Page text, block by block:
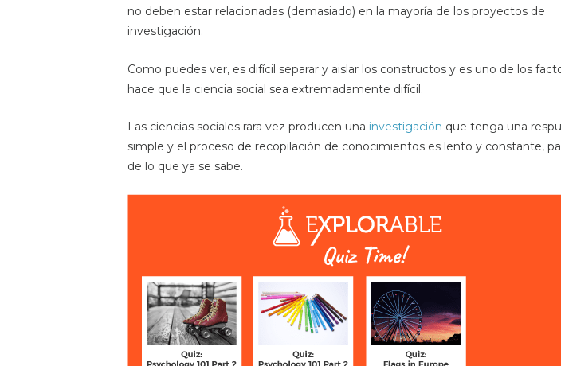
no deben estar relacionadas (demasiado) en la mayoría de los proyectos de
investigación.
Como puedes ver, es difícil separar y aislar los constructos y es uno de los
hace que la ciencia social sea extremadamente difícil.
Las ciencias sociales rara vez producen una investigación que tenga una
simple y el proceso de recopilación de conocimientos es lento y constante,
de lo que ya se sabe.